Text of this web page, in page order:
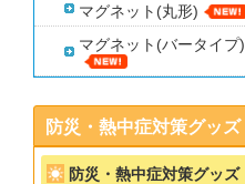
マグネット(丸形)
マグネット(バータイプ)
防災・熱中症対策グッズ
防災・熱中症対策グッズ